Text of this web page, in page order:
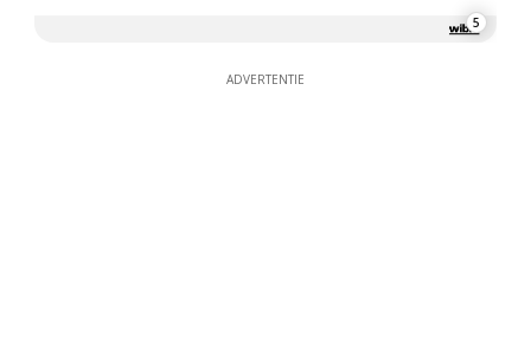
5
ADVERTENTIE